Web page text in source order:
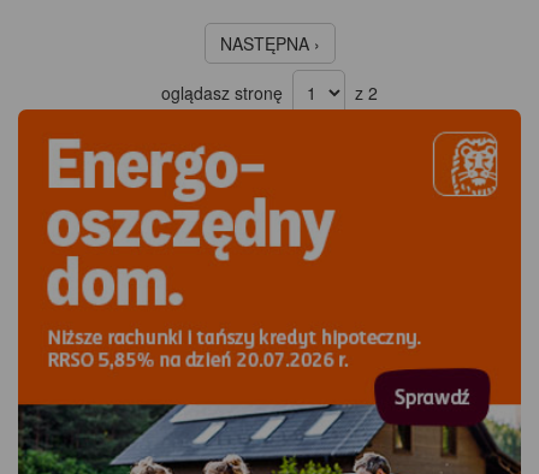
NASTĘPNA ›
oglądasz stronę z 2